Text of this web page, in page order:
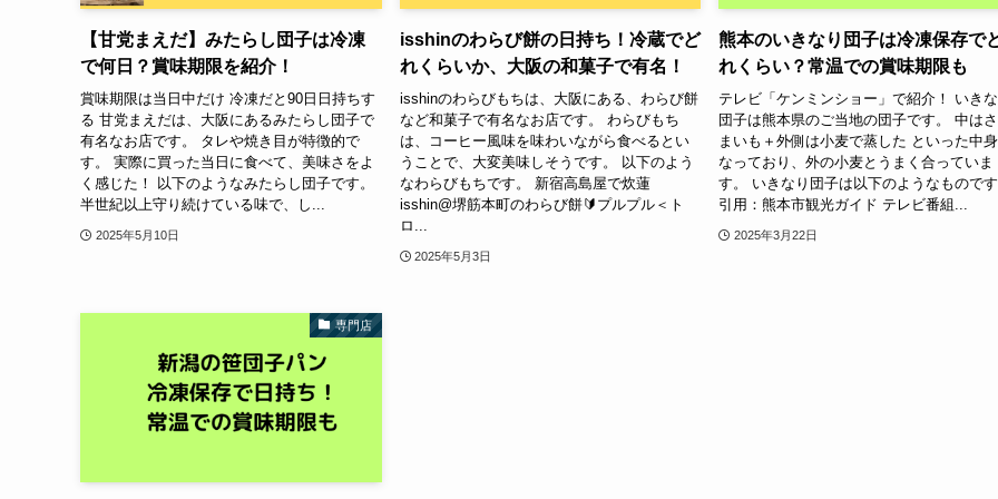
【甘党まえだ】みたらし団子は冷凍
で何日？賞味期限を紹介！
賞味期限は当日中だけ 冷凍だと90日日持ちす
る 甘党まえだは、大阪にあるみたらし団子で
有名なお店です。 タレや焼き目が特徴的で
す。 実際に買った当日に食べて、美味さをよ
く感じた！ 以下のようなみたらし団子です。
半世紀以上守り続けている味で、し...
2025年5月10日
isshinのわらび餅の日持ち！冷蔵でど
れくらいか、大阪の和菓子で有名！
isshinのわらびもちは、大阪にある、わらび餅
など和菓子で有名なお店です。 わらびもち
は、コーヒー風味を味わいながら食べるとい
うことで、大変美味しそうです。 以下のよう
なわらびもちです。 新宿高島屋で炊蓮
isshin@堺筋本町のわらび餅🔰プルプル＜ト
ロ...
2025年5月3日
熊本のいきなり団子は冷凍保存で
れくらい？常温での賞味期限も
テレビ「ケンミンショー」で紹介！ いきな
団子は熊本県のご当地の団子です。 中は
まいも＋外側は小麦で蒸した といった中身
なっており、外の小麦とうまく合っていま
す。 いきなり団子は以下のようなものです
引用：熊本市観光ガイド テレビ番組...
2025年3月22日
専門店